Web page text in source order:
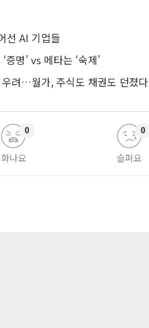
선 AI 기업들
명’ vs 메타는 ‘숙제’
려…월가, 주식도 채권도 던졌다
화나요
0
슬퍼요
0